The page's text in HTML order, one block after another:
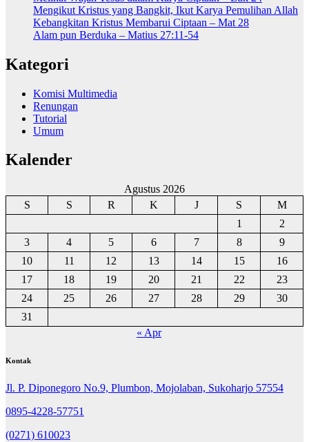
Mengikut Kristus yang Bangkit, Ikut Karya Pemulihan Allah
Kebangkitan Kristus Membarui Ciptaan – Mat 28
Alam pun Berduka – Matius 27:11-54
Kategori
Komisi Multimedia
Renungan
Tutorial
Umum
Kalender
Agustus 2026
S
S R K J S
M
1
2
3
4 5 6 7 8
9
10
11 12 13 14 15
16
17
18 19 20 21 22
23
24
25 26 27 28 29
30
31
« Apr
Kontak
Jl. P. Diponegoro No.9, Plumbon, Mojolaban, Sukoharjo 57554
0895-4228-57751
(0271) 610023